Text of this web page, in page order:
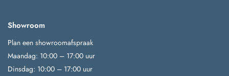
Showroom
Plan een showroomafspraak
Maandag: 10:00 – 17:00 uur
Dinsdag: 10:00 – 17:00 uur